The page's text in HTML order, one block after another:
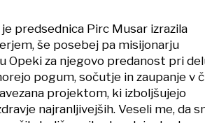
predsednica Pirc Musar izrazila
še posebej pa misijonarju
Opeki za njegovo predanost pri
pogum, sočutje in zaupanje v
projektom, ki izboljšujejo
najranljivejših. Veseli me, da